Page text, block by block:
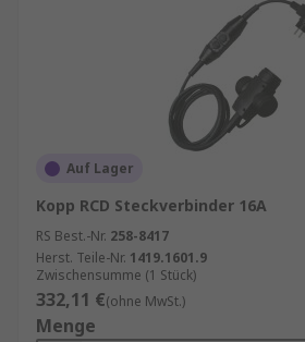
Auf Lager
Kopp RCD Steckverbinder 16A
RS Best.-Nr. 258-8417
Herst. Teile-Nr. 1419.1601.9
Zwischensumme (1 Stück)
332,11 €(ohne MwSt.)
Menge